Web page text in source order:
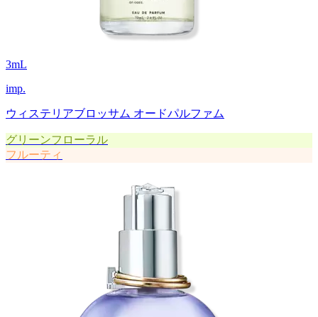
3mL
imp.
ウィステリアブロッサム オードパルファム
グリーンフローラル
フルーティ